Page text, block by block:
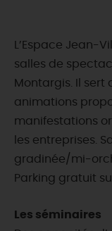
L’Espace Jean-
salles de
Montargis. Il sert
animations
manifestations
les entreprises.
gradinée/mi-
Parking gratuit
Les séminaires